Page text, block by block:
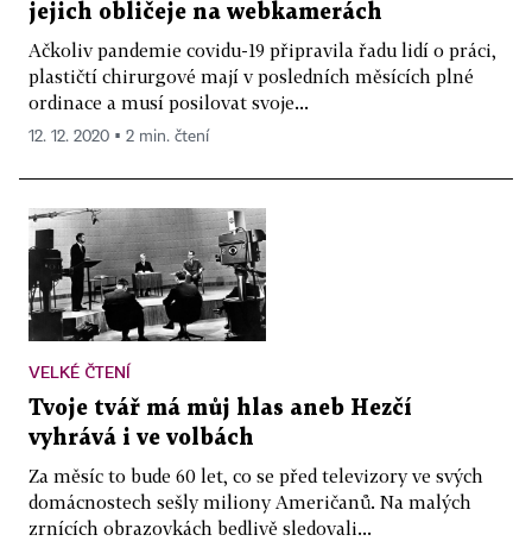
jejich obličeje na webkamerách
Ačkoliv pandemie covidu-19 připravila řadu lidí o práci,
plastičtí chirurgové mají v posledních měsících plné
ordinace a musí posilovat svoje...
12. 12. 2020 ▪ 2 min. čtení
VELKÉ ČTENÍ
Tvoje tvář má můj hlas aneb Hezčí
vyhrává i ve volbách
Za měsíc to bude 60 let, co se před televizory ve svých
domácnostech sešly miliony Američanů. Na malých
zrnících obrazovkách bedlivě sledovali...